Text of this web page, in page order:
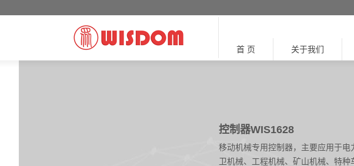
首 页 关于我们
控制器WIS1628
移动机械专用控制器，主要应用于电
卫机械、工程机械、矿山机械、特种